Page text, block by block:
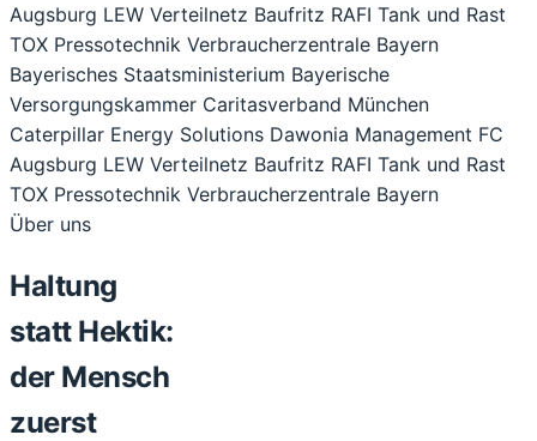
Augsburg LEW Verteilnetz Baufritz RAFI Tank und Rast
TOX Pressotechnik Verbraucherzentrale Bayern
Bayerisches Staatsministerium Bayerische
Versorgungskammer Caritasverband München
Caterpillar Energy Solutions Dawonia Management FC
Augsburg LEW Verteilnetz Baufritz RAFI Tank und Rast
TOX Pressotechnik Verbraucherzentrale Bayern
Über uns
Haltung
statt Hektik:
der Mensch
zuerst